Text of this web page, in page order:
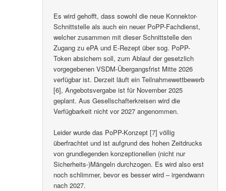
Es wird gehofft, dass sowohl die neue Konnektor-
Schnittstelle als auch ein neuer PoPP-Fachdienst,
welcher zusammen mit dieser Schnittstelle den
Zugang zu ePA und E-Rezept über sog. PoPP-
Token absichern soll, zum Ablauf der gesetzlich
vorgegebenen VSDM-Übergangsfrist Mitte 2026
verfügbar ist. Derzeit läuft ein Teilnahmewettbewerb
[6], Angebotsvergabe ist für November 2025
geplant. Aus Gesellschafterkreisen wird die
Verfügbarkeit nicht vor 2027 angenommen.
Leider wurde das PoPP-Konzept [7] völlig
überfrachtet und ist aufgrund des hohen Zeitdrucks
von grundlegenden konzeptionellen (nicht nur
Sicherheits-)Mängeln durchzogen. Es wird also erst
noch schlimmer, bevor es besser wird – irgendwann
nach 2027.